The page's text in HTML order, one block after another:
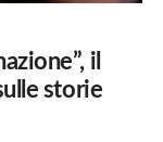
il
storie